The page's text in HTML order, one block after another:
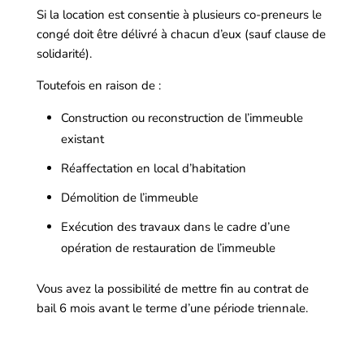
Si la location est consentie à plusieurs co-preneurs le
congé doit être délivré à chacun d’eux (sauf clause de
solidarité).
Toutefois en raison de :
Construction ou reconstruction de l’immeuble
existant
Réaffectation en local d’habitation
Démolition de l’immeuble
Exécution des travaux dans le cadre d’une
opération de restauration de l’immeuble
Vous avez la possibilité de mettre fin au contrat de
bail 6 mois avant le terme d’une période triennale.